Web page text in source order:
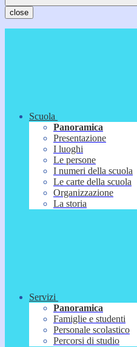
close
Scuola
Panoramica
Presentazione
I luoghi
Le persone
I numeri della scuola
Le carte della scuola
Organizzazione
La storia
Servizi
Panoramica
Famiglie e studenti
Personale scolastico
Percorsi di studio